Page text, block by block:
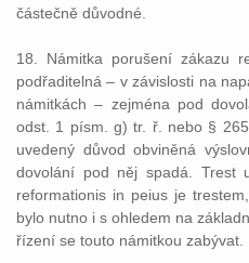
částečně důvodné.
18. Námitka porušení zákazu
podřaditelná – v závislosti na
námitkách – zejména pod
odst. 1 písm. g) tr. ř. nebo §
uvedený důvod obviněná
dovolání pod něj spadá. Trest
reformationis in peius je
bylo nutno i s ohledem na
řízení se touto námitkou zabývat.